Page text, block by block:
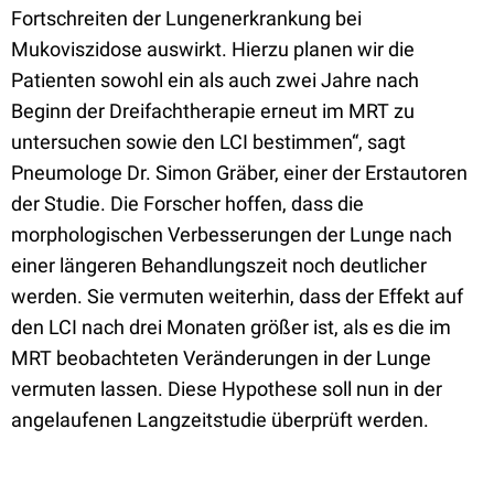
Fortschreiten der Lungenerkrankung bei
Mukoviszidose auswirkt. Hierzu planen wir die
Patienten sowohl ein als auch zwei Jahre nach
Beginn der Dreifachtherapie erneut im MRT zu
untersuchen sowie den LCI bestimmen“, sagt
Pneumologe Dr. Simon Gräber, einer der Erstautoren
der Studie. Die Forscher hoffen, dass die
morphologischen Verbesserungen der Lunge nach
einer längeren Behandlungszeit noch deutlicher
werden. Sie vermuten weiterhin, dass der Effekt auf
den LCI nach drei Monaten größer ist, als es die im
MRT beobachteten Veränderungen in der Lunge
vermuten lassen. Diese Hypothese soll nun in der
angelaufenen Langzeitstudie überprüft werden.